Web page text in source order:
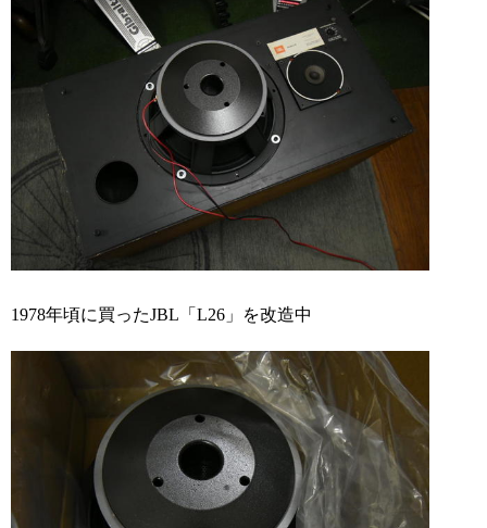
1978年頃に買ったJBL「L26」を改造中